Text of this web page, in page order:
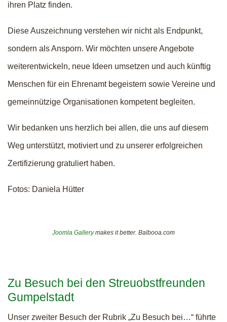
ihren Platz finden.
Diese Auszeichnung verstehen wir nicht als Endpunkt,
sondern als Ansporn. Wir möchten unsere Angebote
weiterentwickeln, neue Ideen umsetzen und auch künftig
Menschen für ein Ehrenamt begeistern sowie Vereine und
gemeinnützige Organisationen kompetent begleiten.
Wir bedanken uns herzlich bei allen, die uns auf diesem
Weg unterstützt, motiviert und zu unserer erfolgreichen
Zertifizierung gratuliert haben.
Fotos: Daniela Hütter
Joomla Gallerymakes it better. Balbooa.com
Zu Besuch bei den Streuobstfreunden
Gumpelstadt
Unser zweiter Besuch der Rubrik „Zu Besuch bei…“ führte